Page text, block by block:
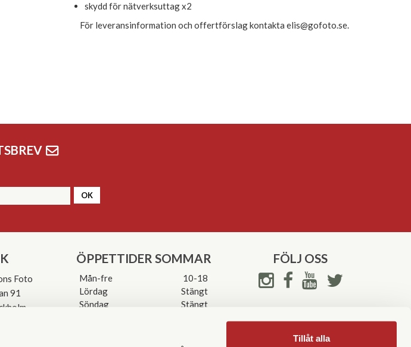
Tillåt alla
skydd för nätverksuttag x2
För leveransinformation och offertförslag kontakta elis@gofoto.se.
OK
Foto
91
ÖPPETTIDER SOMMAR
Mån-fre
10-18
Lördag
Stängt
Söndag
Stängt
FÖLJ OSS